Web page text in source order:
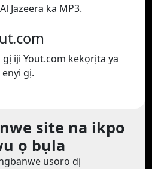
Jazeera ka MP3.
iji Yout.com kekọrịta ya
gị.
site na ikpo
ọ bụla
usoro dị